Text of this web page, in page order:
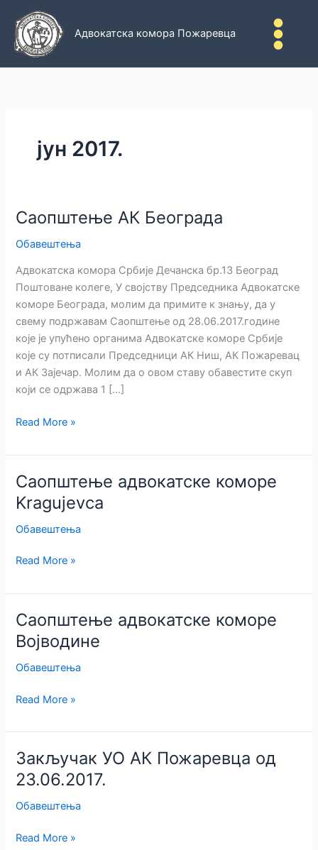
садржај
Адвокатска комора Пожаревца
јун 2017.
Саопштење АК Београда
Обавештења
Адвокатска комора Србије Дечанска бр.13 Београд
Поштоване колеге, У својству Председника Адвокатске
коморе Београда, молим да примите к знању, да у
свему подржавам Саопштење од 28.06.2017.године
које је упућено органима Адвокатске коморе Србије
које су потписали Председници АК Ниш, АК Пожаревац
и АК Зајечар. Молим да о овом ставу обавестите скуп
који се одржава 1 […]
Саопштење
Београда
Read More »
Саопштење адвокатске коморе
Kragujevca
Обавештења
Саопштење
коморе
Kragujevca
Read More »
Саопштење адвокатске коморе
Војводине
Обавештења
Саопштење
коморе
Војводине
Read More »
Закључак УО АК Пожаревца од
23.06.2017.
Обавештења
Закључак
Read More »